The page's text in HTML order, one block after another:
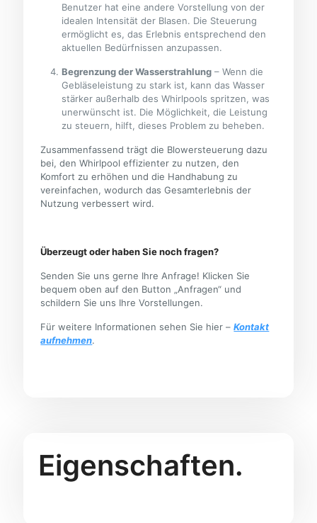
Benutzer hat eine andere Vorstellung von der
idealen Intensität der Blasen. Die Steuerung
ermöglicht es, das Erlebnis entsprechend den
aktuellen Bedürfnissen anzupassen.
Begrenzung der Wasserstrahlung – Wenn die
Gebläseleistung zu stark ist, kann das Wasser
stärker außerhalb des Whirlpools spritzen, was
unerwünscht ist. Die Möglichkeit, die Leistung
zu steuern, hilft, dieses Problem zu beheben.
Zusammenfassend trägt die Blowersteuerung dazu
bei, den Whirlpool effizienter zu nutzen, den
Komfort zu erhöhen und die Handhabung zu
vereinfachen, wodurch das Gesamterlebnis der
Nutzung verbessert wird.
Überzeugt oder haben Sie noch fragen?
Senden Sie uns gerne Ihre Anfrage! Klicken Sie
bequem oben auf den Button „Anfragen“ und
schildern Sie uns Ihre Vorstellungen.
Für weitere Informationen sehen Sie hier –Kontakt
aufnehmen.
Eigenschaften.